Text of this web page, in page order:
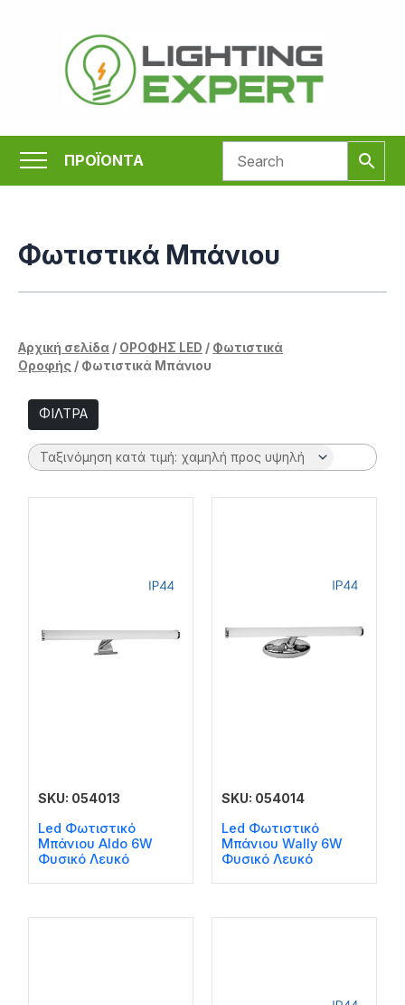
περιεχόμενο
ΠΡΟΪΟΝΤΑ
Φωτιστικά Μπάνιου
Αρχική σελίδα / ΟΡΟΦΗΣ LED / Φωτιστικά
Οροφής / Φωτιστικά Μπάνιου
ΦΙΛΤΡΑ
SKU: 054013
Led Φωτιστικό
Μπάνιου Aldo 6W
Φυσικό Λευκό
SKU: 054014
Led Φωτιστικό
Μπάνιου Wally 6W
Φυσικό Λευκό